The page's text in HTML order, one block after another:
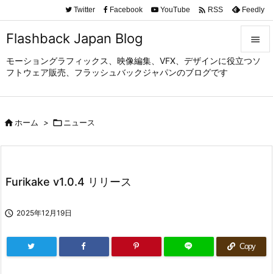
Flashback Japan Blog
モーショングラフィックス、映像編集、VFX、デザインに役立つソ
フトウェア販売、フラッシュバックジャパンのブログです



Twitter Facebook YouTube  RSS Feedly
ホーム >  ニュース
Furikake v1.0.4 リリース
 2025年12月19日
Copy